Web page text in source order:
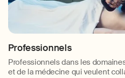
Professionnels
Professionnels dans les
et de la médecine qui veulent